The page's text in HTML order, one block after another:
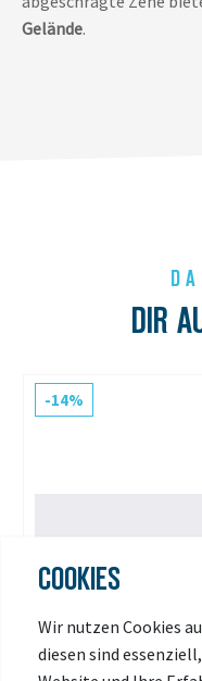
Gelände.
DIR
-14%
COOKIES
Wir nutzen Cookies
diesen sind